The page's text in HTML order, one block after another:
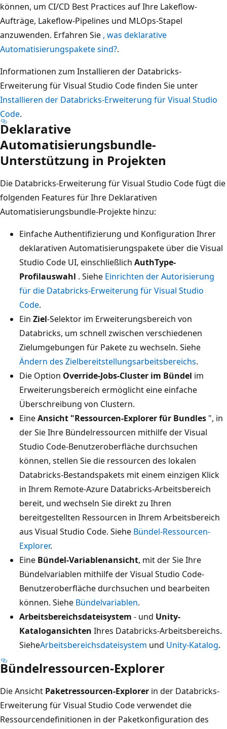
können, um CI/CD Best Practices auf Ihre Lakeflow-
Aufträge, Lakeflow-Pipelines und MLOps-Stapel
anzuwenden. Erfahren Sie , was deklarative
Automatisierungspakete sind?.
Informationen zum Installieren der Databricks-
Erweiterung für Visual Studio Code finden Sie unter
Installieren der Databricks-Erweiterung für Visual Studio
Code.
Deklarative
Automatisierungsbundle-
Unterstützung in Projekten
Die Databricks-Erweiterung für Visual Studio Code fügt die
folgenden Features für Ihre Deklarativen
Automatisierungsbundle-Projekte hinzu:
Einfache Authentifizierung und Konfiguration Ihrer
deklarativen Automatisierungspakete über die Visual
Studio Code UI, einschließlich AuthType-
Profilauswahl . Siehe Einrichten der Autorisierung
für die Databricks-Erweiterung für Visual Studio
Code.
Ein Ziel-Selektor im Erweiterungsbereich von
Databricks, um schnell zwischen verschiedenen
Zielumgebungen für Pakete zu wechseln. Siehe
Ändern des Zielbereitstellungsarbeitsbereichs.
Die Option Override-Jobs-Cluster im Bündel im
Erweiterungsbereich ermöglicht eine einfache
Überschreibung von Clustern.
EineAnsicht "Ressourcen-Explorer für Bundles ", in
der Sie Ihre Bündelressourcen mithilfe der Visual
Studio Code-Benutzeroberfläche durchsuchen
können, stellen Sie die ressourcen des lokalen
Databricks-Bestandspakets mit einem einzigen Klick
in Ihrem Remote-Azure Databricks-Arbeitsbereich
bereit, und wechseln Sie direkt zu Ihren
bereitgestellten Ressourcen in Ihrem Arbeitsbereich
aus Visual Studio Code. Siehe Bündel-Ressourcen-
Explorer.
Eine Bündel-Variablenansicht, mit der Sie Ihre
Bündelvariablen mithilfe der Visual Studio Code-
Benutzeroberfläche durchsuchen und bearbeiten
können. Siehe Bündelvariablen.
Arbeitsbereichsdateisystem - und Unity-
Katalogansichten Ihres Databricks-Arbeitsbereichs.
SieheArbeitsbereichsdateisystem und Unity-Katalog.
Bündelressourcen-Explorer
Die Ansicht Paketressourcen-Explorer in der Databricks-
Erweiterung für Visual Studio Code verwendet die
Ressourcendefinitionen in der Paketkonfiguration des